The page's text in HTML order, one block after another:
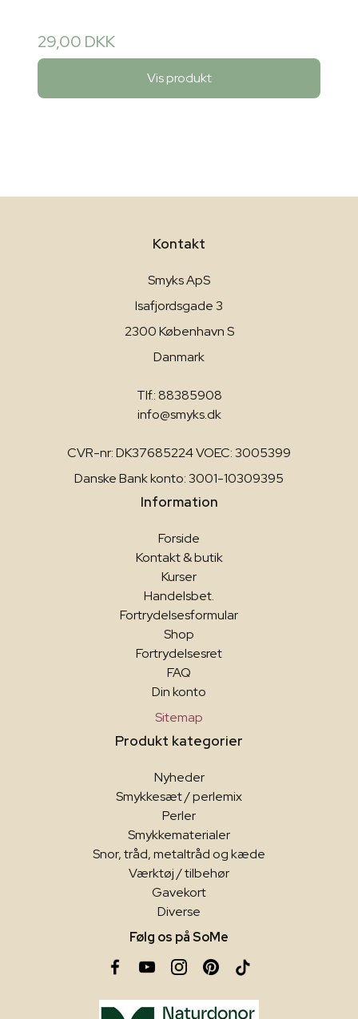
29,00 DKK
Vis produkt
Kontakt
Smyks ApS
Isafjordsgade 3
2300 København S
Danmark
Tlf.: 88385908
info@smyks.dk
CVR-nr: DK37685224 VOEC: 3005399
Danske Bank konto: 3001-10309395
Information
Forside
Kontakt & butik
Kurser
Handelsbet.
Fortrydelsesformular
Shop
Fortrydelsesret
FAQ
Din konto
Sitemap
Produkt kategorier
Nyheder
Smykkesæt / perlemix
Perler
Smykkematerialer
Snor, tråd, metaltråd og kæde
Værktøj / tilbehør
Gavekort
Diverse
Følg os på SoMe